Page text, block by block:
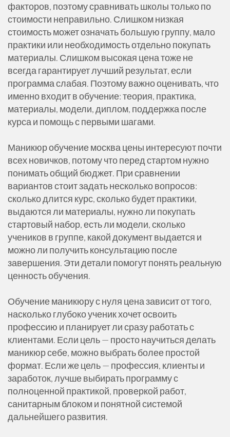
факторов, поэтому сравнивать школы только по
стоимости неправильно. Слишком низкая
стоимость может означать большую группу, мало
практики или необходимость отдельно покупать
материалы. Слишком высокая цена тоже не
всегда гарантирует лучший результат, если
программа слабая. Поэтому важно оценивать, что
именно входит в обучение: теория, практика,
материалы, модели, диплом, поддержка после
курса и помощь с первыми шагами.
Маникюр обучение москва цены интересуют почти
всех новичков, потому что перед стартом нужно
понимать общий бюджет. При сравнении
вариантов стоит задать несколько вопросов:
сколько длится курс, сколько будет практики,
выдаются ли материалы, нужно ли покупать
стартовый набор, есть ли модели, сколько
учеников в группе, какой документ выдается и
можно ли получить консультацию после
завершения. Эти детали помогут понять реальную
ценность обучения.
Обучение маникюру с нуля цена зависит от того,
насколько глубоко ученик хочет освоить
профессию и планирует ли сразу работать с
клиентами. Если цель — просто научиться делать
маникюр себе, можно выбрать более простой
формат. Если же цель — профессия, клиенты и
заработок, лучше выбирать программу с
полноценной практикой, проверкой работ,
санитарным блоком и понятной системой
дальнейшего развития.